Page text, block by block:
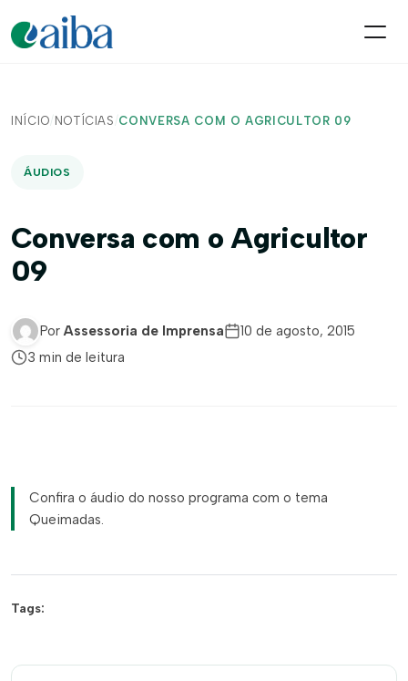
INÍCIO/ NOTÍCIAS /CONVERSA COM O AGRICULTOR 09
ÁUDIOS
Conversa com o Agricultor
09
Por Assessoria de Imprensa
10 de agosto, 2015
3 min de leitura
Confira o áudio do nosso programa com o tema
Queimadas.
Tags: